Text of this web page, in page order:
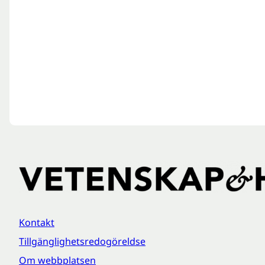
Kontakt
Tillgänglighetsredogöreldse
Om webbplatsen